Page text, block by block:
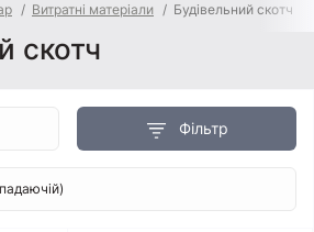
Витратні матеріали Будівельний скотч
скотч
Фільтр